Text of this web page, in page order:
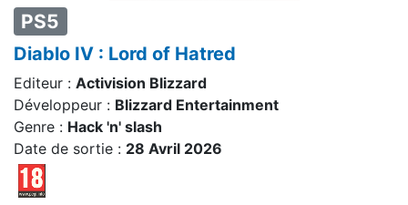
PS5
Diablo IV : Lord of Hatred
Editeur : Activision Blizzard
Développeur : Blizzard Entertainment
Genre : Hack 'n' slash
Date de sortie : 28 Avril 2026